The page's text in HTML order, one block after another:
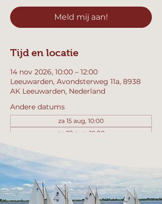
Meld mij aan!
Tijd en locatie
14 nov 2026, 10:00 – 12:00
Leeuwarden, Avondsterweg 11a, 8938
AK Leeuwarden, Nederland
Andere datums
za 15 aug, 10:00
za 22 aug, 10:00
Bekijk alle 357 datums
Meld mij aan!